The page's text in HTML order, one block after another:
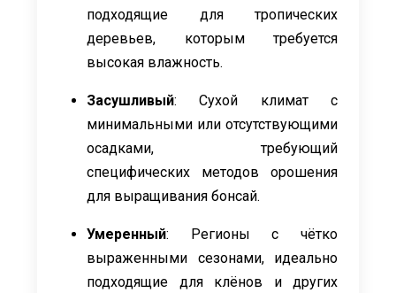
подходящие для тропических
деревьев, которым требуется
высокая влажность.
Засушливый: Сухой климат с
минимальными или отсутствующими
осадками, требующий
специфических методов орошения
для выращивания бонсай.
Умеренный: Регионы с чётко
выраженными сезонами, идеально
подходящие для клёнов и других